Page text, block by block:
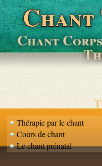
Chant
Chant
Thérapie par le chant
Cours de chant
Le chant prénatal